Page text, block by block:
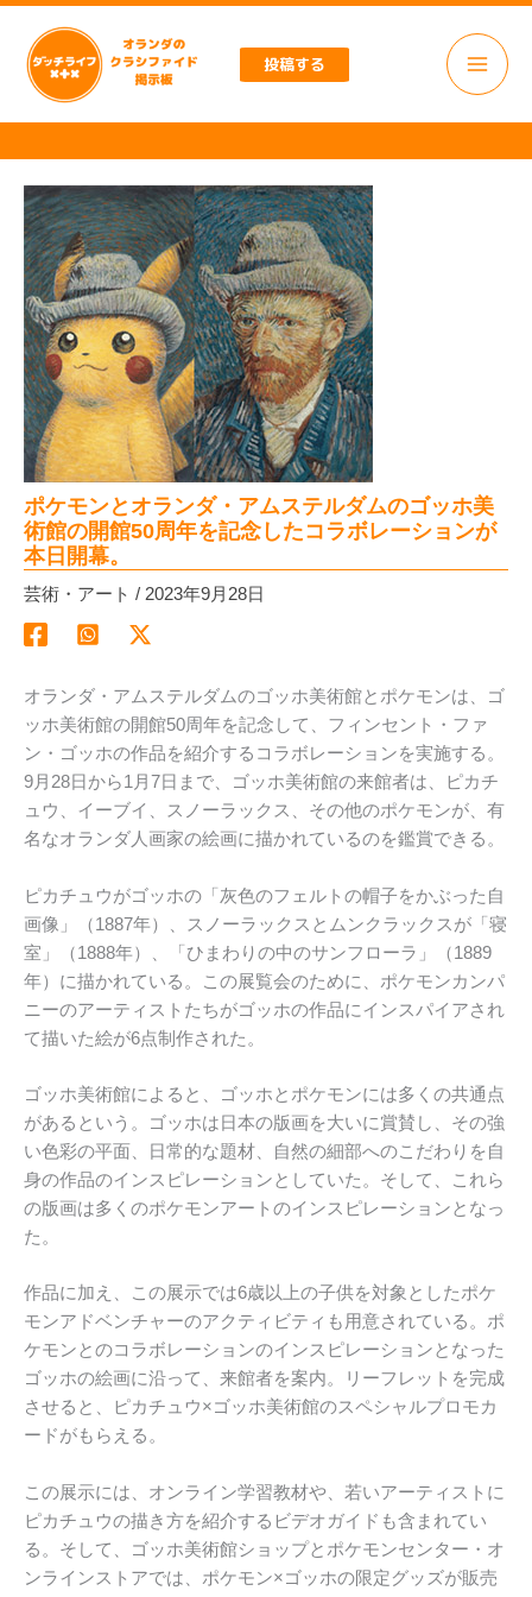
ッ
投稿する
ポケモンとオランダ・アムステルダムのゴッホ美
術館の開館50周年を記念したコラボレーションが
本日開幕。
芸術・アート / 2023年9月28日
オランダ・アムステルダムのゴッホ美術館とポケモンは、ゴ
ッホ美術館の開館50周年を記念して、フィンセント・ファ
ン・ゴッホの作品を紹介するコラボレーションを実施する。
9月28日から1月7日まで、ゴッホ美術館の来館者は、ピカチ
ュウ、イーブイ、スノーラックス、その他のポケモンが、有
名なオランダ人画家の絵画に描かれているのを鑑賞できる。
ピカチュウがゴッホの「灰色のフェルトの帽子をかぶった自
画像」（1887年）、スノーラックスとムンクラックスが「寝
室」（1888年）、「ひまわりの中のサンフローラ」（1889
年）に描かれている。この展覧会のために、ポケモンカンパ
ニーのアーティストたちがゴッホの作品にインスパイアされ
て描いた絵が6点制作された。
ゴッホ美術館によると、ゴッホとポケモンには多くの共通点
があるという。ゴッホは日本の版画を大いに賞賛し、その強
い色彩の平面、日常的な題材、自然の細部へのこだわりを自
身の作品のインスピレーションとしていた。そして、これら
の版画は多くのポケモンアートのインスピレーションとなっ
た。
作品に加え、この展示では6歳以上の子供を対象としたポケ
モンアドベンチャーのアクティビティも用意されている。ポ
ケモンとのコラボレーションのインスピレーションとなった
ゴッホの絵画に沿って、来館者を案内。リーフレットを完成
させると、ピカチュウ×ゴッホ美術館のスペシャルプロモカ
ードがもらえる。
この展示には、オンライン学習教材や、若いアーティストに
ピカチュウの描き方を紹介するビデオガイドも含まれてい
る。そして、ゴッホ美術館ショップとポケモンセンター・オ
ンラインストアでは、ポケモン×ゴッホの限定グッズが販売